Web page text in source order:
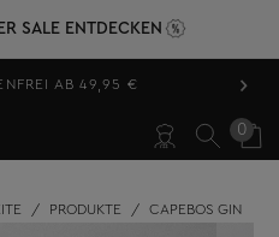
SALE ENTDECKEN
AB 49,95 € ›
0
/ PRODUKTE / CAPEBOS GIN